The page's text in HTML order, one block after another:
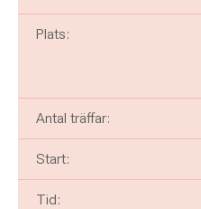
Plats:
Antal träffar:
Start:
Tid: